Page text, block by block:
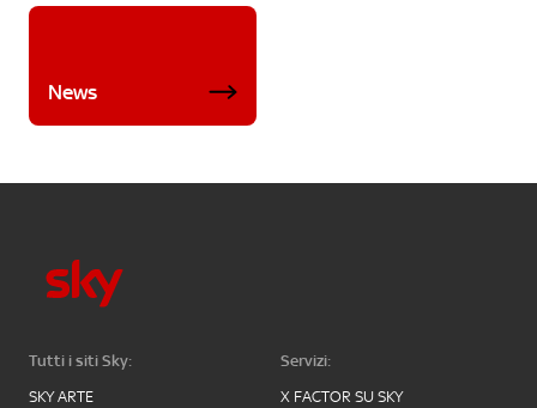
News
Tutti i siti Sky:
SKY ARTE
Servizi:
X FACTOR SU SKY